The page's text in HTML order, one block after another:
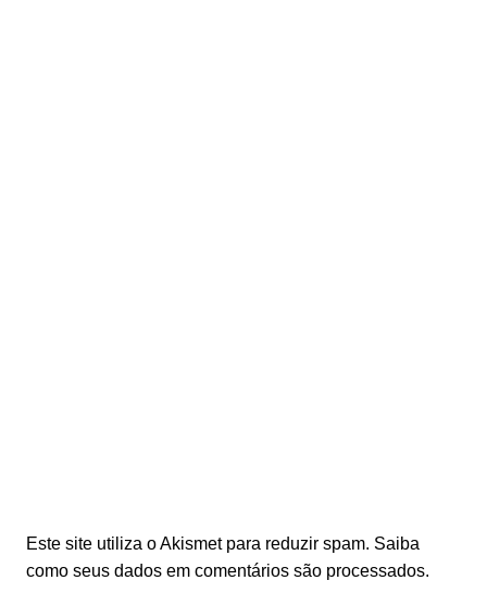
Este site utiliza o Akismet para reduzir spam. Saiba
como seus dados em comentários são processados.